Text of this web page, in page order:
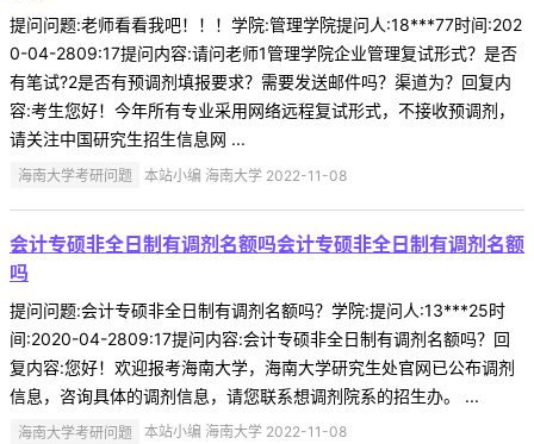
提问问题:老师看看我吧！！！学院:管理学院提问人:18***77时间:202
0-04-2809:17提问内容:请问老师1管理学院企业管理复试形式？是否
有笔试?2是否有预调剂填报要求？需要发送邮件吗？渠道为？回复内
容:考生您好！今年所有专业采用网络远程复试形式，不接收预调剂，
请关注中国研究生招生信息网 ...
海南大学考研问题 本站小编 海南大学 2022-11-08
会计专硕非全日制有调剂名额吗会计专硕非全日制有调剂名额
吗
提问问题:会计专硕非全日制有调剂名额吗？学院:提问人:13***25时
间:2020-04-2809:17提问内容:会计专硕非全日制有调剂名额吗？回
复内容:您好！欢迎报考海南大学，海南大学研究生处官网已公布调剂
信息，咨询具体的调剂信息，请您联系想调剂院系的招生办。 ...
海南大学考研问题 本站小编 海南大学 2022-11-08